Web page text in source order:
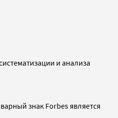
и анализа
знак Forbes является